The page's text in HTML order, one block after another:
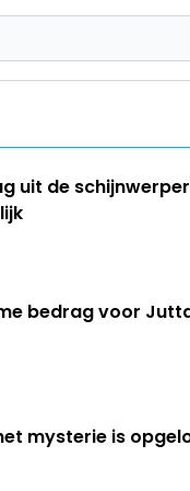
uit de
bedrag voor
mysterie is